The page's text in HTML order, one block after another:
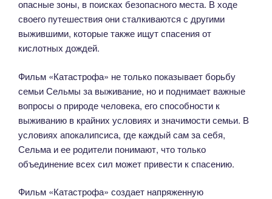
опасные зоны, в поисках безопасного места. В ходе
своего путешествия они сталкиваются с другими
выжившими, которые также ищут спасения от
кислотных дождей.
Фильм «Катастрофа» не только показывает борьбу
семьи Сельмы за выживание, но и поднимает важные
вопросы о природе человека, его способности к
выживанию в крайних условиях и значимости семьи. В
условиях апокалипсиса, где каждый сам за себя,
Сельма и ее родители понимают, что только
объединение всех сил может привести к спасению.
Фильм «Катастрофа» создает напряженную